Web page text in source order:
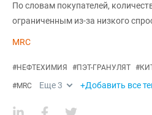
По словам покупателей,
ограниченным из-за низкого
MRC
#НЕФТЕХИМИЯ #ПЭТ-ГРАНУЛЯТ #
#MRC Еще3 +Добавить все